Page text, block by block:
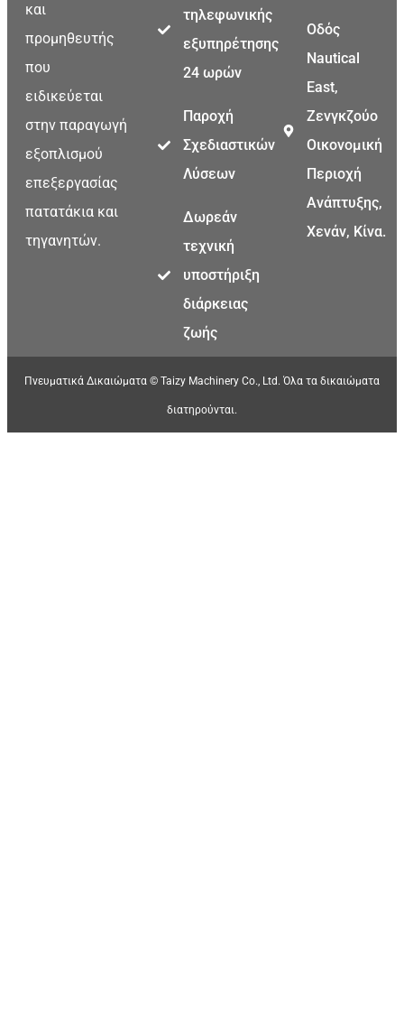
και
προμηθευτής
που
ειδικεύεται
στην παραγωγή
εξοπλισμού
επεξεργασίας
πατατάκια και
τηγανητών.
τηλεφωνικής
εξυπηρέτησης
24 ωρών
Παροχή
Σχεδιαστικών
Λύσεων
Δωρεάν
τεχνική
υποστήριξη
διάρκειας
ζωής
Οδός
Nautical
East,
Ζενγκζούο
Οικονομική
Περιοχή
Ανάπτυξης,
Χενάν, Κίνα.
Πνευματικά Δικαιώματα © Taizy Machinery Co., Ltd. Όλα τα δικαιώματα
διατηρούνται.